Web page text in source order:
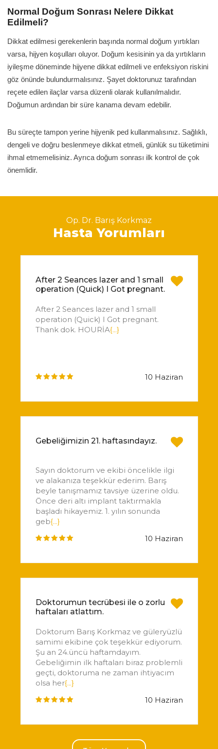
Normal Doğum Sonrası Nelere Dikkat
Edilmeli?
Dikkat edilmesi gerekenlerin başında normal doğum yırtıkları
varsa, hijyen koşulları oluyor. Doğum kesisinin ya da yırtıkların
iyileşme döneminde hijyene dikkat edilmeli ve enfeksiyon riskini
göz önünde bulundurmalısınız. Şayet doktorunuz tarafından
reçete edilen ilaçlar varsa düzenli olarak kullanılmalıdır.
Doğumun ardından bir süre kanama devam edebilir.
Bu süreçte tampon yerine hijyenik ped kullanmalısınız. Sağlıklı,
dengeli ve doğru beslenmeye dikkat etmeli, günlük su tüketimini
ihmal etmemelisiniz. Ayrıca doğum sonrası ilk kontrol de çok
önemlidir.
Op. Dr. Barış Korkmaz
Hasta Yorumları
After 2 Seances lazer and 1 small
operation (Quick) I Got pregnant.
After 2 Seances lazer and 1 small
operation (Quick) I Got pregnant.
Thank dok. HOURİA{...}
10 Haziran
Gebeliğimizin 21. haftasındayız.
Sayın doktorum ve ekibi öncelikle ilgi
ve alakanıza teşekkür ederim. Barış
beyle tanışmamız tavsiye üzerine oldu.
Önce deri altı implant taktırmakla
başladı hikayemiz. 1. yılın sonunda
geb{...}
10 Haziran
Doktorumun tecrübesi ile o zorlu
haftaları atlattım.
Doktorum Barış Korkmaz ve güleryüzlü
samimi ekibine çok teşekkür ediyorum.
Şu an 24.üncü haftamdayım.
Gebeliğimin ilk haftaları biraz problemli
geçti, doktoruma ne zaman ihtiyacım
olsa her{...}
10 Haziran